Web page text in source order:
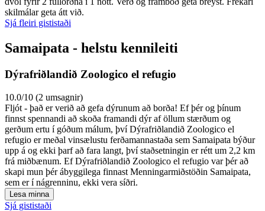
skilmálar geta átt við.
Sjá fleiri gististaði
Samaipata - helstu kennileiti
Dýrafriðlandið Zoologico el refugio
10.0/10 (2 umsagnir)
Fljót - það er verið að gefa dýrunum að borða! Ef þér og þínum
finnst spennandi að skoða framandi dýr af öllum stærðum og
gerðum ertu í góðum málum, því Dýrafriðlandið Zoologico el
refugio er meðal vinsælustu ferðamannastaða sem Samaipata býður
upp á og ekki þarf að fara langt, því staðsetningin er rétt um 2,2 km
frá miðbænum. Ef Dýrafriðlandið Zoologico el refugio var þér að
skapi mun þér ábyggilega finnast Menningarmiðstöðin Samaipata,
sem er í nágrenninu, ekki vera síðri.
Lesa minna
Sjá gististaði